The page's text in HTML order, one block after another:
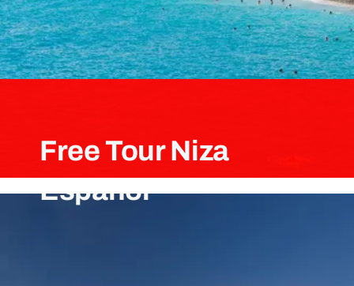
CONTACTO
SOBRE NOSOTROS
Free Tour Niza
Espanol